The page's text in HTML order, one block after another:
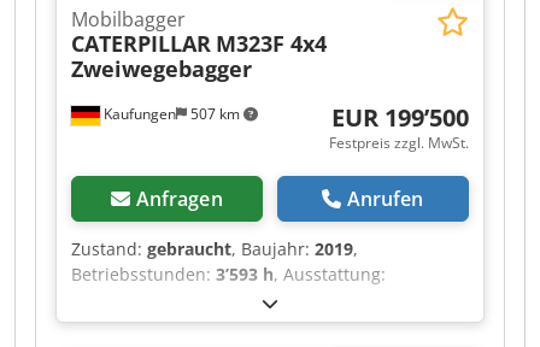
Kaufungen 507 km
Mobilbagger
CATERPILLAR M323F 4x4
Zweiwegebagger
EUR 199’500
Festpreis zzgl. MwSt.
Anfragen Anrufen
Zustand: gebraucht, Baujahr: 2019,
Betriebsstunden: 3’593 h, Ausstattung:
, Interne Fahrzeugnr.: MK300021
Ab sofort verfügbar auf unserem Hof in